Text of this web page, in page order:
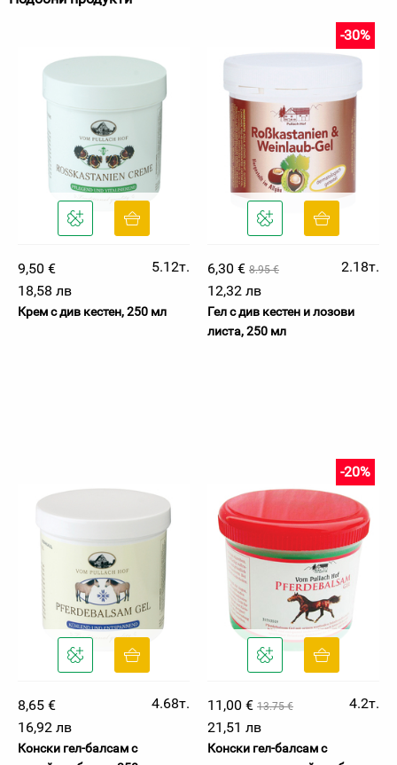
9,50 €
5.12т.
18,58 лв
Крем с див кестен, 250 мл
6,30 € 8.95 €
-30%
2.18т.
12,32 лв
Гел с див кестен и лозови
листа, 250 мл
8,65 €
4.68т.
16,92 лв
Конски гел-балсам с
11,00 € 13.75 €
-20%
4.2т.
21,51 лв
Конски гел-балсам с